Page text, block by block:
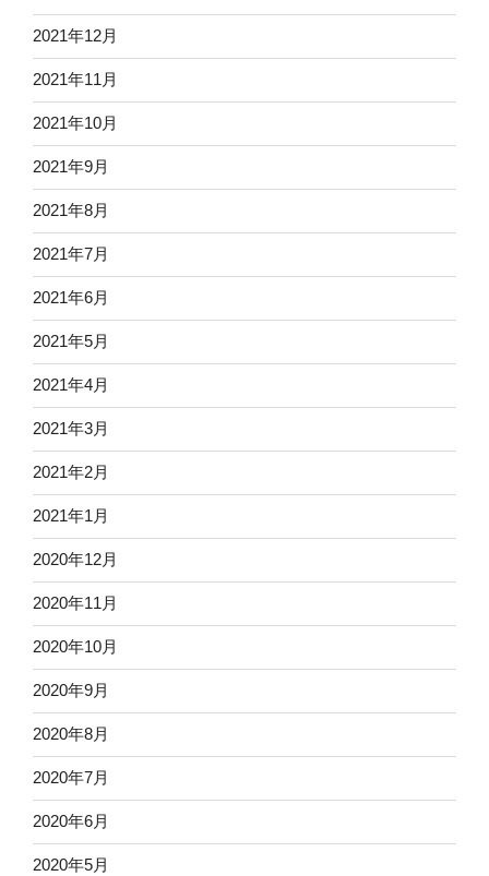
2021年12月
2021年11月
2021年10月
2021年9月
2021年8月
2021年7月
2021年6月
2021年5月
2021年4月
2021年3月
2021年2月
2021年1月
2020年12月
2020年11月
2020年10月
2020年9月
2020年8月
2020年7月
2020年6月
2020年5月